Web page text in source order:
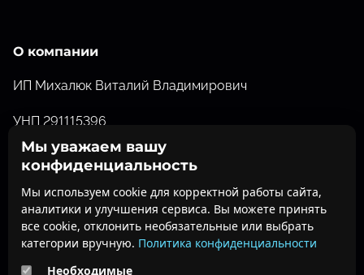
О компании
ИП Михалюк Виталий Владимирович
УНП 291115396
Свидетельство о государственной регистрации от
Горисполкомом
ofisdoc@belofis.by
Мы уважаем вашу
конфиденциальность
Мы используем cookie для корректной работы сайта,
аналитики и улучшения сервиса. Вы можете принять
все cookie, отклонить необязательные или выбрать
категории вручную. Политика конфиденциальности
Необходимые